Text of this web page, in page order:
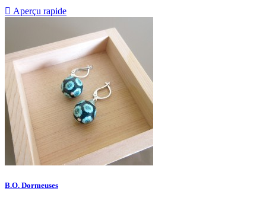
 Aperçu rapide
B.O. Dormeuses